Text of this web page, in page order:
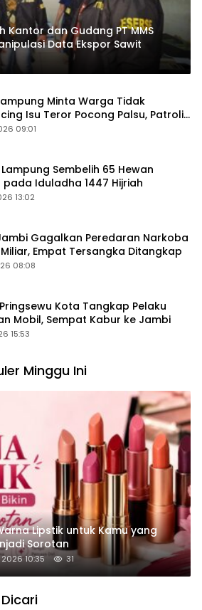
Kantor dan Gudang PT MMS
Data Ekspor Sawit
Minta Warga Tidak
Isu Teror Pocong Palsu, Patroli
Ditingkatkan
09:01
Sembelih 65 Hewan
pada Iduladha 1447 Hijriah
13:02
Gagalkan Peredaran Narkoba
Miliar, Empat Tersangka Ditangkap
08:08
Kota Tangkap Pelaku
Mobil, Sempat Kabur ke Jambi
15:53
Minggu Ini
Lipstik untuk Kamu yang
Sorotan
10:35 31